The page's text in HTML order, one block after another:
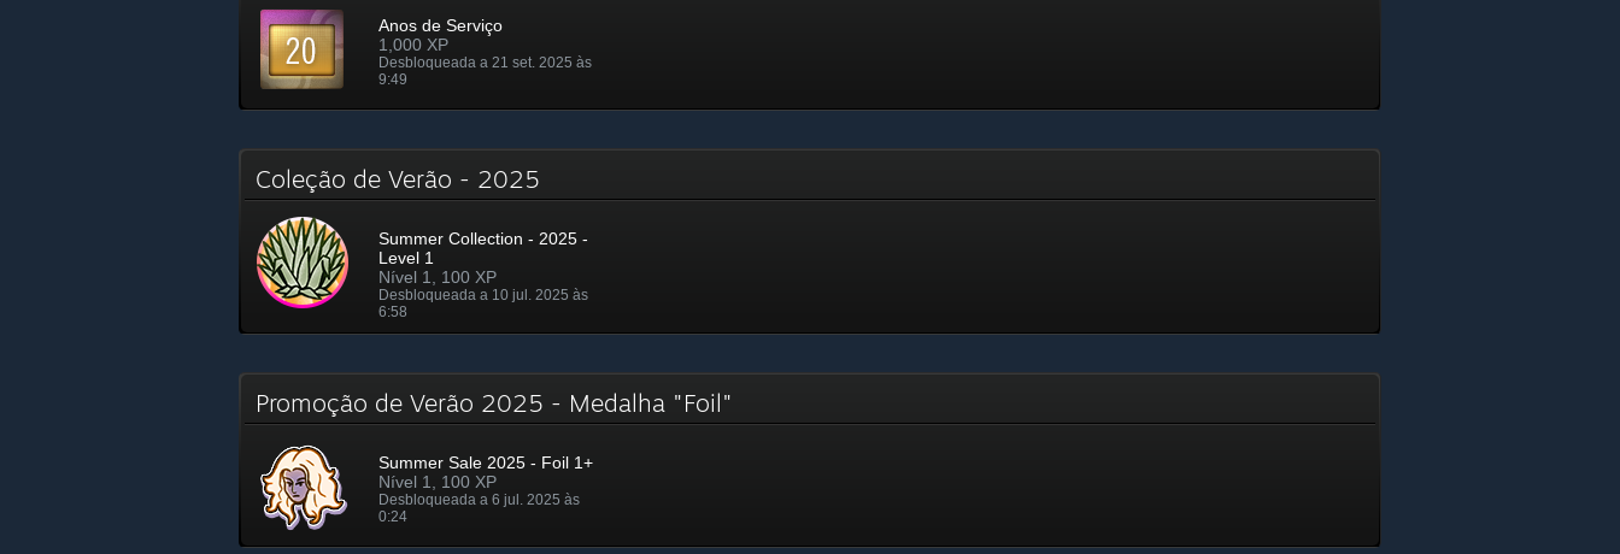
Anos de Serviço
1,000 XP
Desbloqueada a 21 set. 2025 às
9:49
Coleção de Verão - 2025
Summer Collection - 2025 -
Level 1
Nível 1, 100 XP
Desbloqueada a 10 jul. 2025 às
6:58
Promoção de Verão 2025 - Medalha "Foil"
Summer Sale 2025 - Foil 1+
Nível 1, 100 XP
Desbloqueada a 6 jul. 2025 às
0:24